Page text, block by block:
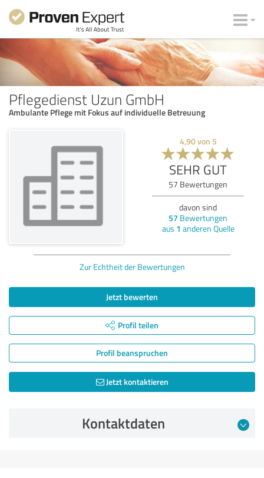
Pflegedienst Uzun GmbH
Ambulante Pflege mit Fokus auf individuelle Betreuung
4,90von 5
SEHR GUT
57 Bewertungen
davon sind
57 Bewertungen
aus 1 anderen Quelle
Zur Echtheit der Bewertungen
Jetzt bewerten
Profil teilen
Profil beanspruchen
Jetzt kontaktieren
Kontaktdaten